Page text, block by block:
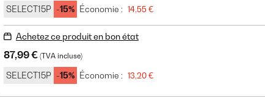
SELECT15P -15% Économie : 14,55 €
Achetez ce produit en bon état
87,99 € (TVA incluse)
SELECT15P -15% Économie : 13,20 €